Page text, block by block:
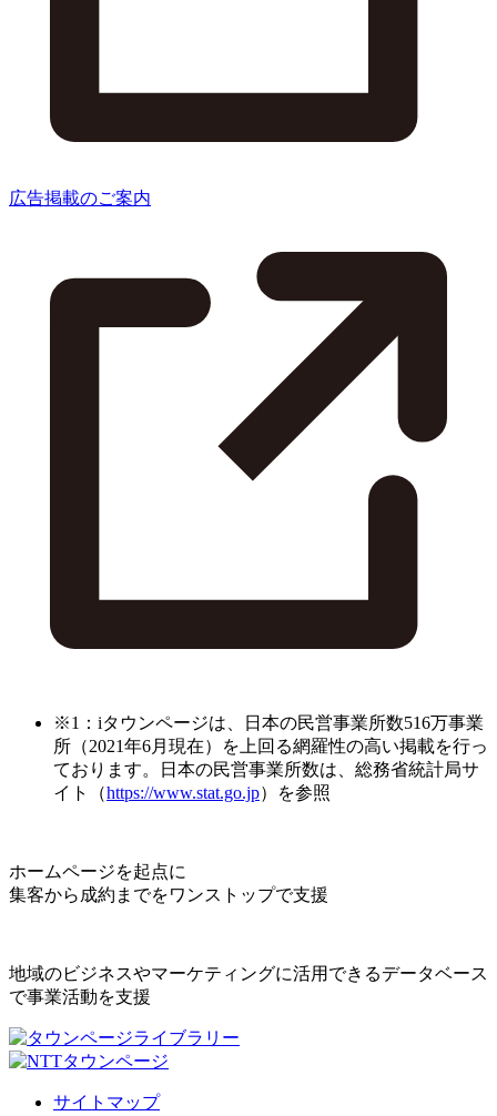
広告掲載のご案内
※1：iタウンページは、日本の民営事業所数516万事業
所（2021年6月現在）を上回る網羅性の高い掲載を行っ
ております。日本の民営事業所数は、総務省統計局サ
イト（https://www.stat.go.jp）を参照
ホームページを起点に
集客から成約までをワンストップで支援
地域のビジネスやマーケティングに活用できるデータベース
で事業活動を支援
サイトマップ